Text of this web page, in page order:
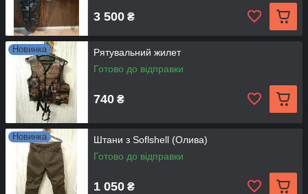
3 500 ₴
Новинка
Рятувальний жилет
Готово до відправки
740 ₴
Новинка
Штани з Soflshell (Олива)
Готово до відправки
1 050 ₴